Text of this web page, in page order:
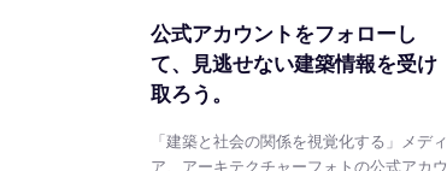
公式アカウントをフォローし
て、
見逃せない建築情報を受け
取ろう。
「建築と社会の関係を視覚化する」メディ
ア、アーキテクチャーフォトの公式アカウ